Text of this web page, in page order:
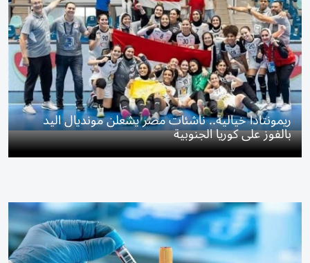
ريمونتادا خيالية.. ناشئات مصر يشعلن مونديال اليد
بالفوز على كوريا الجنوبية